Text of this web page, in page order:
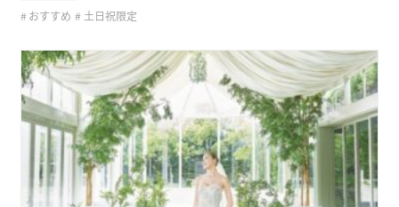
ン…
おすすめ
土日祝限定